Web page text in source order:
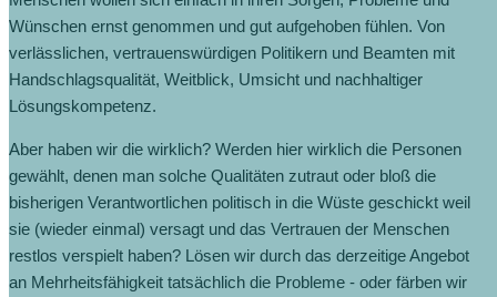
Wünschen ernst genommen und gut aufgehoben fühlen. Von
verlässlichen, vertrauenswürdigen Politikern und Beamten mit
Handschlagsqualität, Weitblick, Umsicht und nachhaltiger
Lösungskompetenz.
Aber haben wir die wirklich? Werden hier wirklich die Personen
gewählt, denen man solche Qualitäten zutraut oder bloß die
bisherigen Verantwortlichen politisch in die Wüste geschickt weil
sie (wieder einmal) versagt und das Vertrauen der Menschen
restlos verspielt haben? Lösen wir durch das derzeitige Angebot
an Mehrheitsfähigkeit tatsächlich die Probleme - oder färben wir